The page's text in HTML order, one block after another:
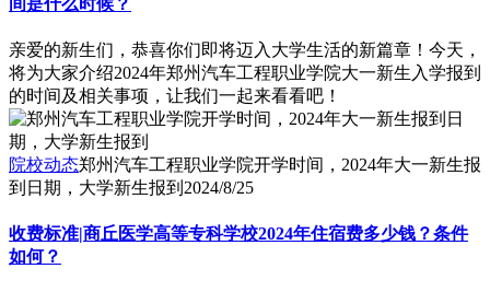
亲爱的新生们，恭喜你们即将迈入大学生活的新篇章！今天，
将为大家介绍2024年郑州汽车工程职业学院大一新生入学报到
的时间及相关事项，让我们一起来看看吧！
院校动态郑州汽车工程职业学院开学时间，2024年大一新生报
到日期，大学新生报到 2024/8/25
收费标准|商丘医学高等专科学校2024年住宿费多少钱？条件
如何？